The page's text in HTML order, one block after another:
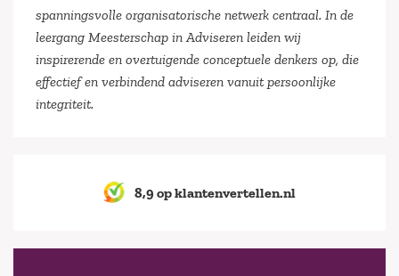
spanningsvolle organisatorische netwerk centraal. In de
leergang Meesterschap in Adviseren leiden wij
inspirerende en overtuigende conceptuele denkers op, die
effectief en verbindend adviseren vanuit persoonlijke
integriteit.
8,9 op klantenvertellen.nl